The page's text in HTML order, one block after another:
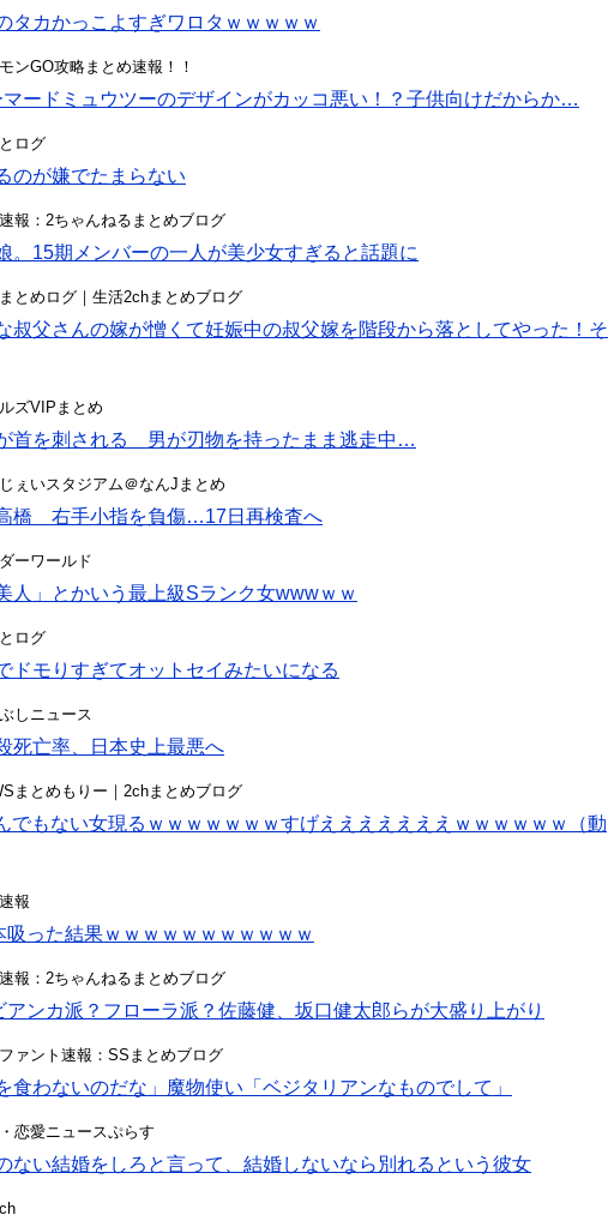
タカかっこよすぎワロタｗｗｗｗｗ
ンGO攻略まとめ速報！！
マードミュウツーのデザインがカッコ悪い！？子供向けだからか…
ログ
のが嫌でたまらない
報：2ちゃんねるまとめブログ
。15期メンバーの一人が美少女すぎると話題に
とめログ｜生活2chまとめブログ
叔父さんの嫁が憎くて妊娠中の叔父嫁を階段から落としてやった！そ
ズVIPまとめ
首を刺される 男が刃物を持ったまま逃走中…
ぇいスタジアム＠なんJまとめ
橋 右手小指を負傷…17日再検査へ
ーワールド
人」とかいう最上級Sランク女wwwｗｗ
ログ
ドモりすぎてオットセイみたいになる
しニュース
死亡率、日本史上最悪へ
まとめもりー｜2chまとめブログ
でもない女現るｗｗｗｗｗｗｗすげえええええええｗｗｗｗｗｗ（動
報
った結果ｗｗｗｗｗｗｗｗｗｗｗ
報：2ちゃんねるまとめブログ
ンカ派？フローラ派？佐藤健、坂口健太郎らが大盛り上がり
ァント速報：SSまとめブログ
食わないのだな」魔物使い「ベジタリアンなものでして」
恋愛ニュースぷらす
ない結婚をしろと言って、結婚しないなら別れるという彼女